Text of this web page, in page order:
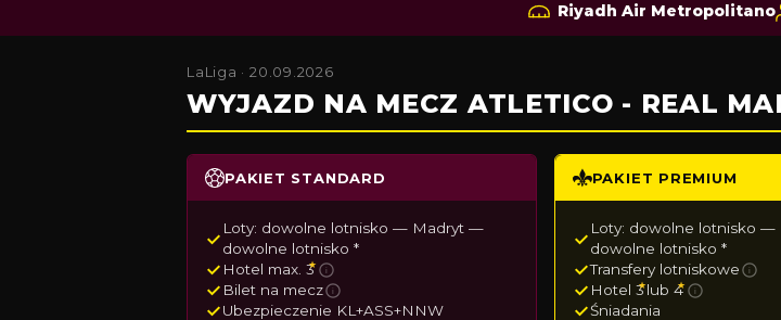
Riyadh Air Metropolitano
LaLiga · 20.09.2026
WYJAZD NA MECZ ATLETICO - REAL
PAKIET STANDARD
Loty: dowolne lotnisko — Madryt —
dowolne lotnisko *
Hotel max. 3
★ i
Bilet na mecz i
Ubezpieczenie KL+ASS+NNW
PAKIET PREMIUM
Loty: dowolne lotnisko
dowolne lotnisko *
Transfery lotniskowe
i
Hotel 3
★lub 4★ i
Śniadania